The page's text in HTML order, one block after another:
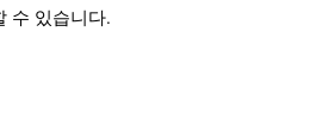
수 있습니다.